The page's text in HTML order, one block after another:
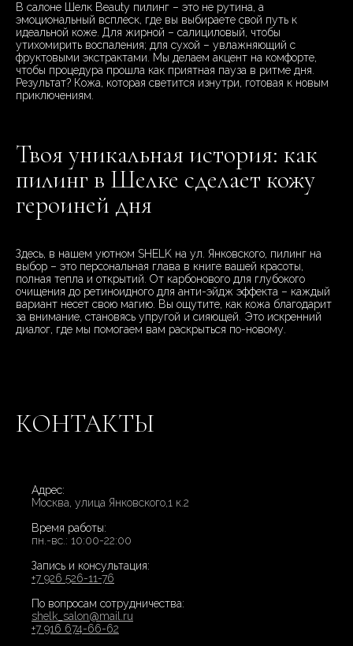
В салоне Шелк Beauty пилинг – это не рутина, а
эмоциональный всплеск, где вы выбираете свой путь к
идеальной коже. Для жирной – салициловый, чтобы
утихомирить воспаления; для сухой – увлажняющий с
фруктовыми экстрактами. Мы делаем акцент на комфорте,
чтобы процедура прошла как приятная пауза в ритме дня.
Результат? Кожа, которая светится изнутри, готовая к новым
приключениям.
Твоя уникальная история: как
пилинг в Шелке сделает кожу
героиней дня
Здесь, в нашем уютном SHELK на ул. Янковского, пилинг на
выбор – это персональная глава в книге вашей красоты,
полная тепла и открытий. От карбонового для глубокого
очищения до ретиноидного для анти-эйдж эффекта – каждый
вариант несет свою магию. Вы ощутите, как кожа благодарит
за внимание, становясь упругой и сияющей. Это искренний
диалог, где мы помогаем вам раскрыться по-новому.
КОНТАКТЫ
Адрес:
Москва, улица Янковского,1 к.2
Время работы:
пн.-вс.: 10:00-22:00
Запись и консультация:
+7 926 526-11-76
По вопросам сотрудничества:
shelk_salon@mail.ru
+7 916 674-66-62